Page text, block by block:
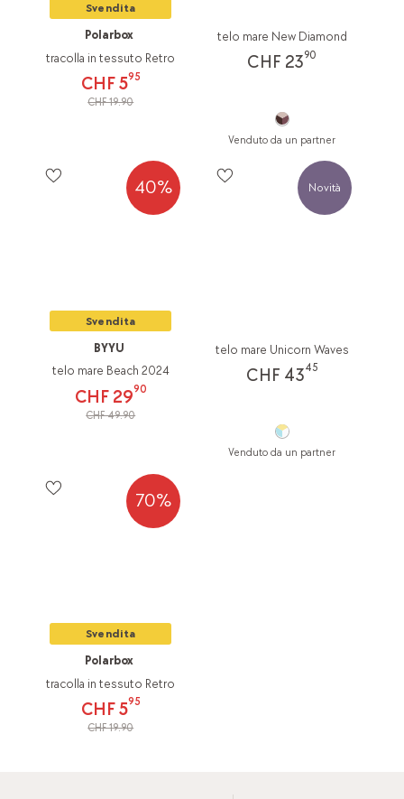
Svendita
Polarbox
tracolla in tessuto Retro
CHF 595
CHF 19.90
telo mare New Diamond
CHF 2390
Venduto da un partner
40%
Svendita
BYYU
telo mare Beach 2024
CHF 2990
CHF 49.90
Novità
telo mare Unicorn Waves
CHF 4345
Venduto da un partner
70%
Svendita
Polarbox
tracolla in tessuto Retro
CHF 595
CHF 19.90